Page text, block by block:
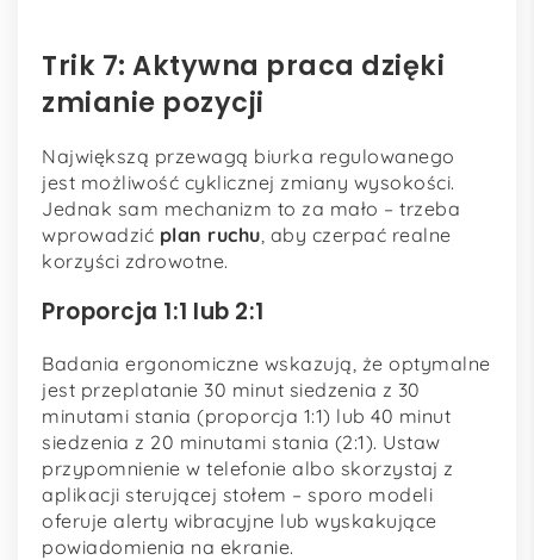
Trik 7: Aktywna praca dzięki
zmianie pozycji
Największą przewagą biurka regulowanego
jest możliwość cyklicznej zmiany wysokości.
Jednak sam mechanizm to za mało – trzeba
wprowadzić plan ruchu, aby czerpać realne
korzyści zdrowotne.
Proporcja 1:1 lub 2:1
Badania ergonomiczne wskazują, że optymalne
jest przeplatanie 30 minut siedzenia z 30
minutami stania (proporcja 1:1) lub 40 minut
siedzenia z 20 minutami stania (2:1). Ustaw
przypomnienie w telefonie albo skorzystaj z
aplikacji sterującej stołem – sporo modeli
oferuje alerty wibracyjne lub wyskakujące
powiadomienia na ekranie.